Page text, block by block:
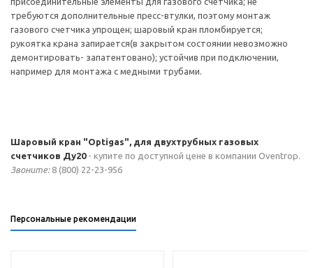
требуются дополнительные пресс-втулки, поэтому монтаж
газового счетчика упрощен; шаровый кран пломбируется;
рукоятка крана запирается(в закрытом состоянии невозможно
демонтировать- запатентовано); устойчив при подключении,
например для монтажа с медными трубами.
Шаровый кран "Optigas", для двухтрубных газовых
счетчиков Ду20- купите по доступной цене в компании Oventrop.
Звоните:8 (800) 22-23-956
Персональные рекомендации